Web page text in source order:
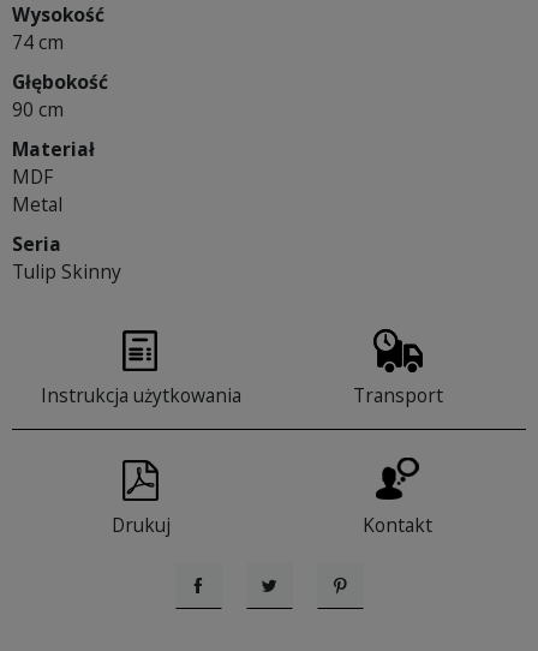
Wysokość
74 cm
Głębokość
90 cm
Materiał
MDF
Metal
Seria
Tulip Skinny
Instrukcja użytkowania Transport
Drukuj Kontakt
UdostępnijTweetujPinterest